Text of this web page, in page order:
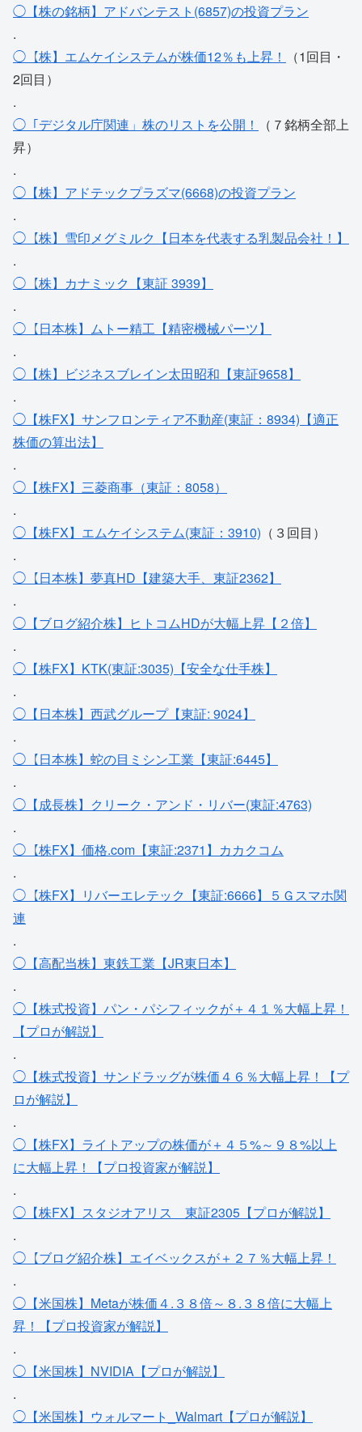
◯【株の銘柄】アドバンテスト(6857)の投資プラン
.
◯【株】エムケイシステムが株価12％も上昇！
（1回目・
2回目）
.
◯「デジタル庁関連」株のリストを公開！
（７銘柄全部上
昇）
.
◯【株】アドテックプラズマ(6668)の投資プラン
.
◯【株】雪印メグミルク【日本を代表する乳製品会社！】
.
◯【株】カナミック【東証 3939】
.
◯【日本株】ムトー精工【精密機械パーツ】
.
◯【株】ビジネスブレイン太田昭和【東証9658】
.
◯【株FX】サンフロンティア不動産(東証：8934)【適正
株価の算出法】
.
◯【株FX】三菱商事（東証：8058）
.
◯【株FX】エムケイシステム(東証：3910) （３回目）
.
◯【日本株】夢真HD【建築大手、東証2362】
.
◯【ブログ紹介株】ヒトコムHDが大幅上昇【２倍】
.
◯【株FX】KTK(東証:3035)【安全な仕手株】
.
◯【日本株】西武グループ【東証: 9024】
.
◯【日本株】蛇の目ミシン工業【東証:6445】
.
◯【成長株】クリーク・アンド・リバー(東証:4763)
.
◯【株FX】価格.com【東証:2371】カカクコム
.
◯【株FX】リバーエレテック【東証:6666】５Ｇスマホ関
連
.
◯【高配当株】東鉄工業【JR東日本】
.
◯【株式投資】パン・パシフィックが＋４１％大幅上昇！
【プロが解説】
.
◯【株式投資】サンドラッグが株価４６％大幅上昇！【プ
ロが解説】
.
◯【株FX】ライトアップの株価が＋４５%～９８%以上
に大幅上昇！【プロ投資家が解説】
.
◯【株FX】スタジオアリス＿東証2305【プロが解説】
.
◯【ブログ紹介株】エイベックスが＋２７％大幅上昇！
.
◯【米国株】Metaが株価４.３８倍～８.３８倍に大幅上
昇！【プロ投資家が解説】
.
◯【米国株】NVIDIA【プロが解説】
.
◯【米国株】ウォルマート_Walmart【プロが解説】